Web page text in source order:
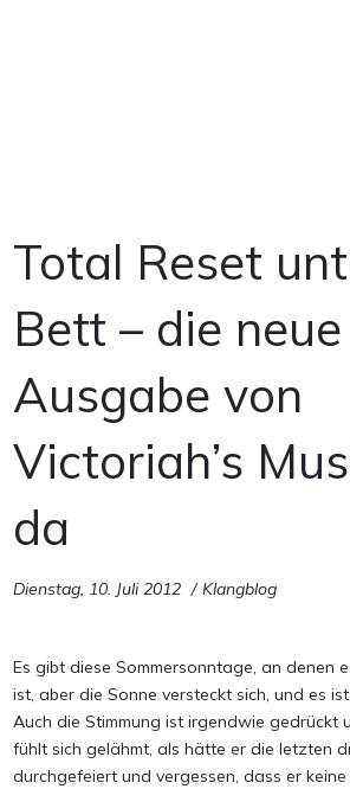
Total Reset
Bett – die neue
Ausgabe von
Victoriah’s
da
Dienstag, 10. Juli 2012 Klangblog
Es gibt diese Sommersonntage, an denen
ist, aber die Sonne versteckt sich, und es
Auch die Stimmung ist irgendwie gedrückt
fühlt sich gelähmt, als hätte er die letzten
durchgefeiert und vergessen, dass er